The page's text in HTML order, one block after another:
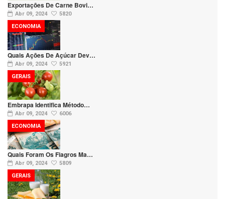
Exportações De Carne Bovi…
Abr 09, 2024 5820
Quais Ações De Açúcar Dev…
Abr 09, 2024 5921
ECONOMIA
Embrapa Identifica Método…
Abr 09, 2024 6006
GERAIS
Quais Foram Os Fiagros Ma…
Abr 09, 2024 5809
ECONOMIA
GERAIS